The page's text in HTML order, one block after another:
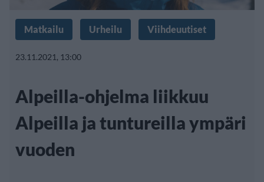
Matkailu Urheilu Viihdeuutiset
23.11.2021, 13:00
Alpeilla-ohjelma liikkuu
Alpeilla ja tuntureilla ympäri
vuoden